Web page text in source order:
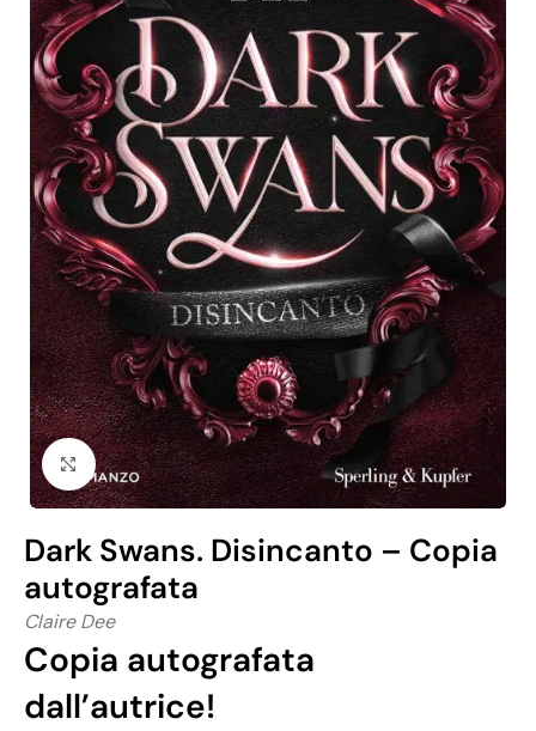
Click to enlarge
Dark Swans. Disincanto – Copia
autografata
Claire Dee
Copia autografata
dall’autrice!